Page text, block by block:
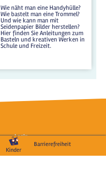
Wie näht man eine Handyhülle?
Wie bastelt man eine Trommel?
Und wie kann man mit
Seidenpapier Bilder herstellen?
Hier finden Sie Anleitungen zum
Basteln und kreativen Werken in
Schule und Freizeit.
LogIn
Kinder
Barrierefreiheit